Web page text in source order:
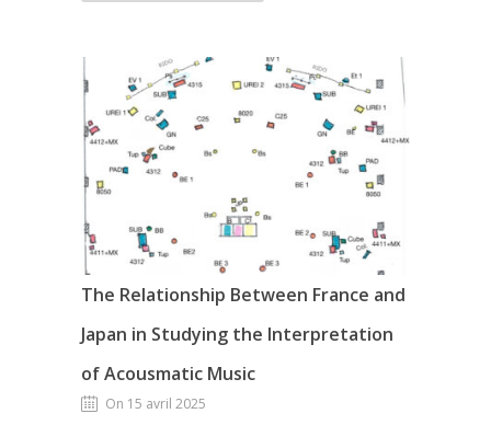
The Relationship Between France and
Japan in Studying the Interpretation
of Acousmatic Music
On 15 avril 2025